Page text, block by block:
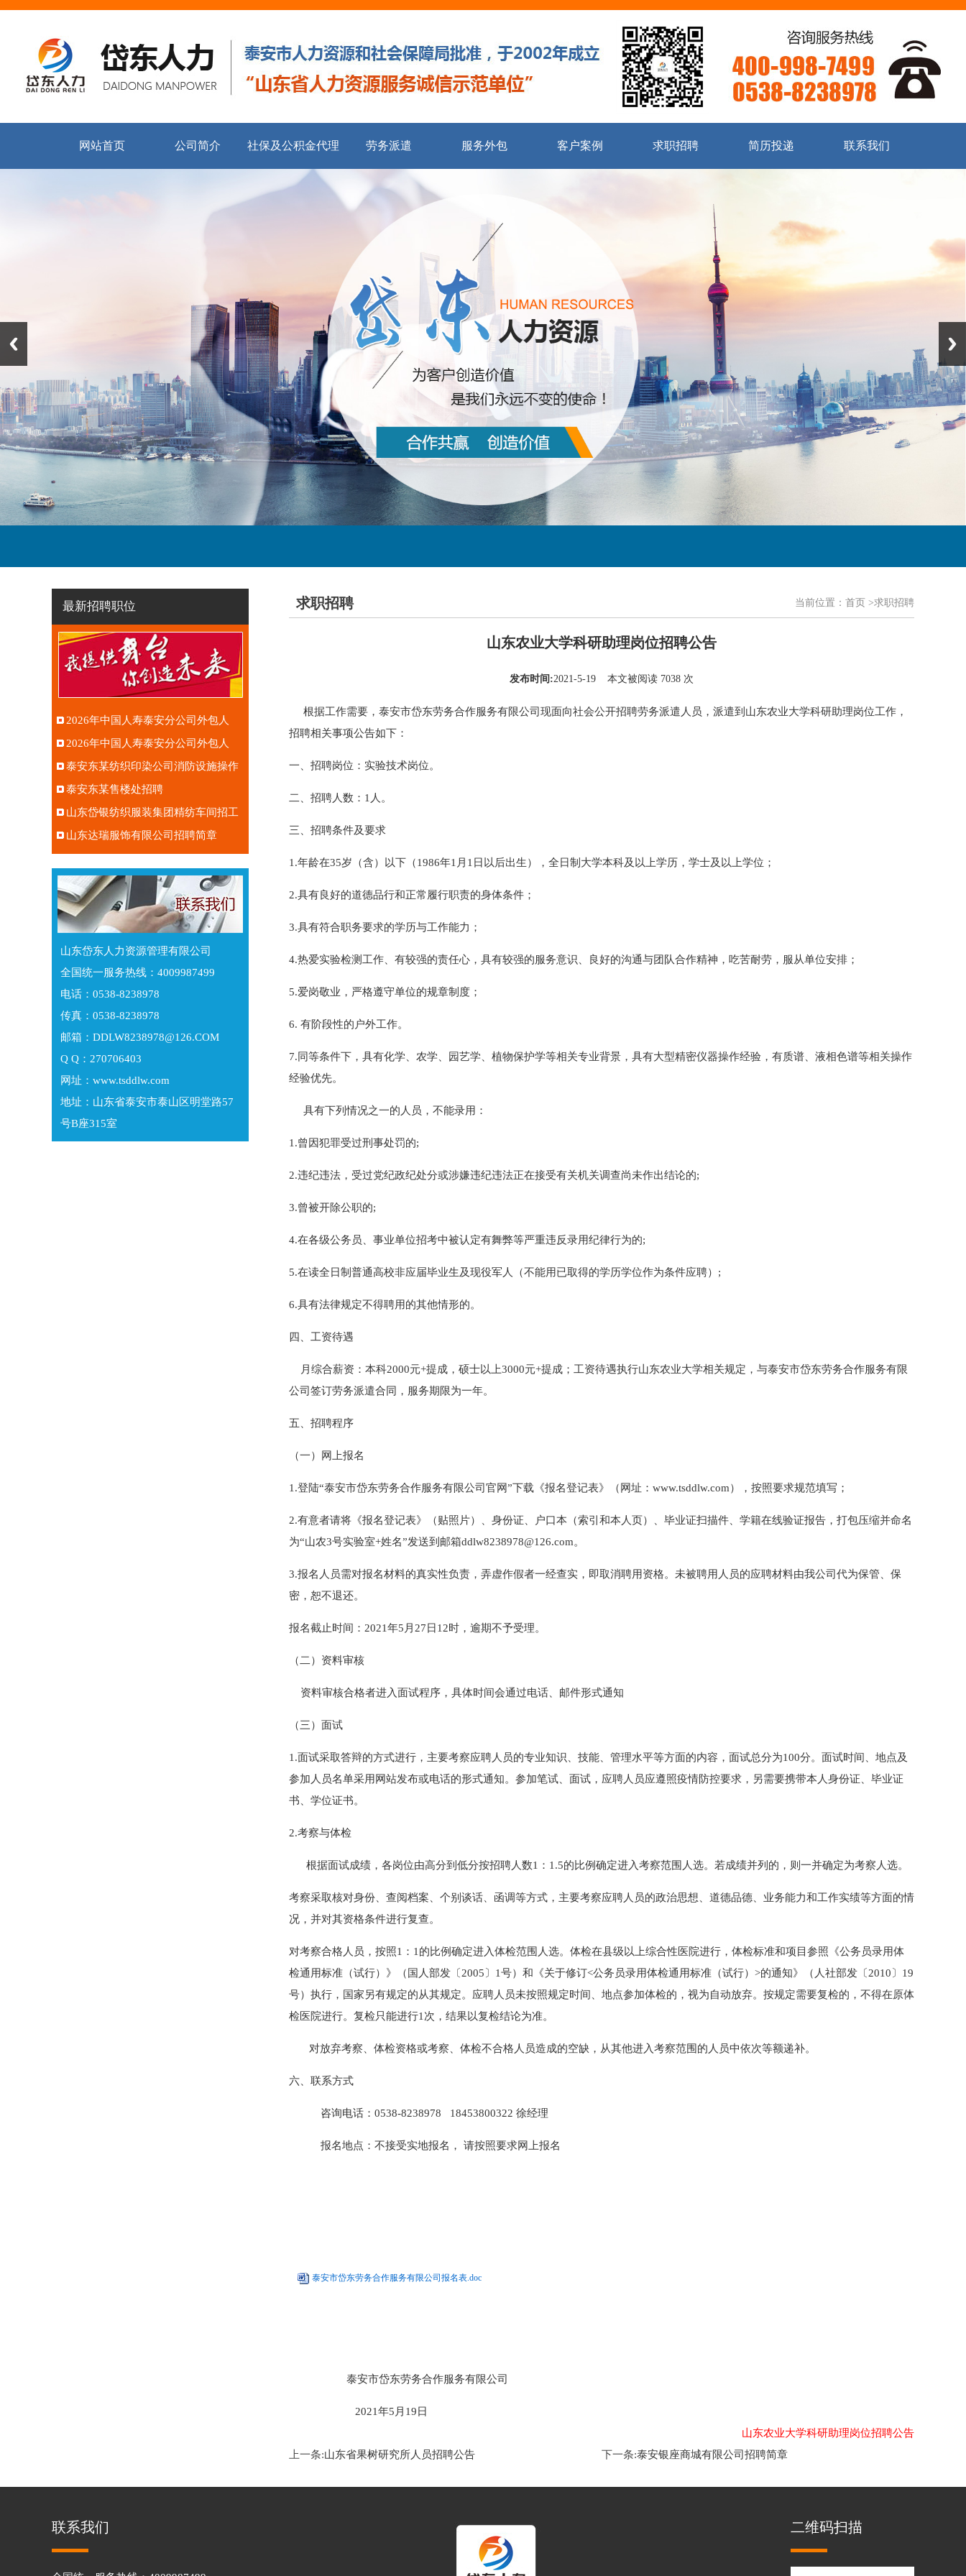
网站首页 公司简介 社保及公积金代理 劳务派遣 服务外包 客户案例 求职招聘 简历投递 联系我们
最新招聘职位
2026年中国人寿泰安分公司外包人
员 招募
2026年中国人寿泰安分公司外包人
员 招募
泰安东某纺织印染公司消防设施操作
员招聘
泰安东某售楼处招聘
山东岱银纺织服装集团精纺车间招工
简章山东达瑞服饰有限公司招聘简章
山东岱东人力资源管理有限公司
全国统一服务热线：4009987499
电话：0538-8238978
传真：0538-8238978
邮箱：DDLW8238978@126.COM
Q Q：270706403
网址：www.tsddlw.com
地址：山东省泰安市泰山区明堂路57
号B座315室
求职招聘 当前位置： 首页 >求职招聘
山东农业大学科研助理岗位招聘公告
发布时间:2021-5-19 本文被阅读 7038 次
根据工作需要，泰安市岱东劳务合作服务有限公司现面向社会公开招聘劳务派遣人员，派遣到山东农业大学科研助理岗位工作，
招聘相关事项公告如下：
一、招聘岗位：实验技术岗位。
二、招聘人数：1人。
三、招聘条件及要求
1.年龄在35岁（含）以下（1986年1月1日以后出生），全日制大学本科及以上学历，学士及以上学位；
2.具有良好的道德品行和正常履行职责的身体条件；
3.具有符合职务要求的学历与工作能力；
4.热爱实验检测工作、有较强的责任心，具有较强的服务意识、良好的沟通与团队合作精神，吃苦耐劳，服从单位安排；
5.爱岗敬业，严格遵守单位的规章制度；
6. 有阶段性的户外工作。
7.同等条件下，具有化学、农学、园艺学、植物保护学等相关专业背景，具有大型精密仪器操作经验，有质谱、液相色谱等相关操作
经验优先。
具有下列情况之一的人员，不能录用：
1.曾因犯罪受过刑事处罚的;
2.违纪违法，受过党纪政纪处分或涉嫌违纪违法正在接受有关机关调查尚未作出结论的;
3.曾被开除公职的;
4.在各级公务员、事业单位招考中被认定有舞弊等严重违反录用纪律行为的;
5.在读全日制普通高校非应届毕业生及现役军人（不能用已取得的学历学位作为条件应聘）;
6.具有法律规定不得聘用的其他情形的。
四、工资待遇
月综合薪资：本科2000元+提成，硕士以上3000元+提成；工资待遇执行山东农业大学相关规定，与泰安市岱东劳务合作服务有限
公司签订劳务派遣合同，服务期限为一年。
五、招聘程序
（一）网上报名
1.登陆“泰安市岱东劳务合作服务有限公司官网”下载《报名登记表》（网址：www.tsddlw.com），按照要求规范填写；
2.有意者请将《报名登记表》（贴照片）、身份证、户口本（索引和本人页）、毕业证扫描件、学籍在线验证报告，打包压缩并命名
为“山农3号实验室+姓名”发送到邮箱ddlw8238978@126.com。
3.报名人员需对报名材料的真实性负责，弄虚作假者一经查实，即取消聘用资格。未被聘用人员的应聘材料由我公司代为保管、保
密，恕不退还。
报名截止时间：2021年5月27日12时，逾期不予受理。
（二）资料审核
资料审核合格者进入面试程序，具体时间会通过电话、邮件形式通知
（三）面试
1.面试采取答辩的方式进行，主要考察应聘人员的专业知识、技能、管理水平等方面的内容，面试总分为100分。面试时间、地点及
参加人员名单采用网站发布或电话的形式通知。参加笔试、面试，应聘人员应遵照疫情防控要求，另需要携带本人身份证、毕业证
书、学位证书。
2.考察与体检
根据面试成绩，各岗位由高分到低分按招聘人数1：1.5的比例确定进入考察范围人选。若成绩并列的，则一并确定为考察人选。
考察采取核对身份、查阅档案、个别谈话、函调等方式，主要考察应聘人员的政治思想、道德品德、业务能力和工作实绩等方面的情
况，并对其资格条件进行复查。
对考察合格人员，按照1：1的比例确定进入体检范围人选。体检在县级以上综合性医院进行，体检标准和项目参照《公务员录用体
检通用标准（试行）》（国人部发〔2005〕1号）和《关于修订<公务员录用体检通用标准（试行）>的通知》（人社部发〔2010〕19
号）执行，国家另有规定的从其规定。应聘人员未按照规定时间、地点参加体检的，视为自动放弃。按规定需要复检的，不得在原体
检医院进行。复检只能进行1次，结果以复检结论为准。
对放弃考察、体检资格或考察、体检不合格人员造成的空缺，从其他进入考察范围的人员中依次等额递补。
六、联系方式
咨询电话：0538-8238978 18453800322 徐经理
报名地点：不接受实地报名， 请按照要求网上报名
泰安市岱东劳务合作服务有限公司报名表.doc
泰安市岱东劳务合作服务有限公司
2021年5月19日
山东农业大学科研助理岗位招聘公告
上一条:山东省果树研究所人员招聘公告 下一条:泰安银座商城有限公司招聘简章
联系我们 二维码扫描